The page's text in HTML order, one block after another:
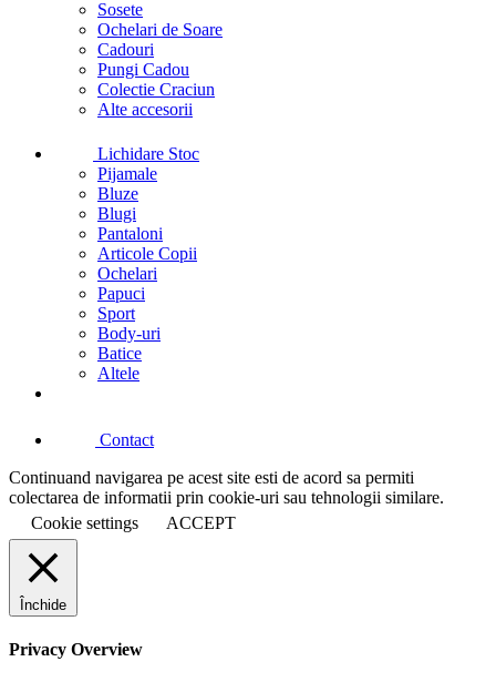
Sosete
Ochelari de Soare
Cadouri
Pungi Cadou
Colectie Craciun
Alte accesorii
Lichidare Stoc
Pijamale
Bluze
Blugi
Pantaloni
Articole Copii
Ochelari
Papuci
Sport
Body-uri
Batice
Altele
Contact
Continuand navigarea pe acest site esti de acord sa permiti
colectarea de informatii prin cookie-uri sau tehnologii similare.
Cookie settings
ACCEPT
Închide
Privacy Overview